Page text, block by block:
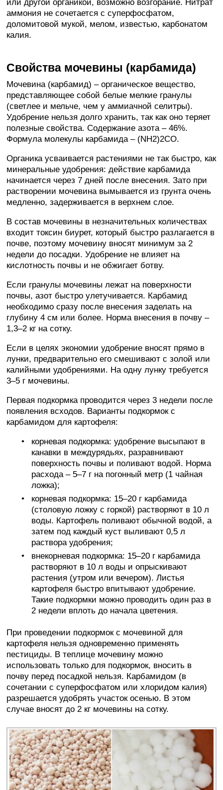
или другой органикой, возможно возгорание. Нитрат
аммония не сочетается с суперфосфатом,
доломитовой мукой, мелом, известью, карбонатом
калия.
Свойства мочевины (карбамида)
Мочевина (карбамид) – органическое вещество,
представляющее собой белые мелкие гранулы
(светлее и мельче, чем у аммиачной селитры).
Удобрение нельзя долго хранить, так как оно теряет
полезные свойства. Содержание азота – 46%.
Формула молекулы карбамида – (NH2)2CO.
Органика усваивается растениями не так быстро, как
минеральные удобрения: действие карбамида
начинается через 7 дней после внесения. Зато при
растворении мочевина вымывается из грунта очень
медленно, задерживается в верхнем слое.
В состав мочевины в незначительных количествах
входит токсин биурет, который быстро разлагается в
почве, поэтому мочевину вносят минимум за 2
недели до посадки. Удобрение не влияет на
кислотность почвы и не обжигает ботву.
Если гранулы мочевины лежат на поверхности
почвы, азот быстро улетучивается. Карбамид
необходимо сразу после внесения заделать на
глубину 4 см или более. Норма внесения в почву –
1,3–2 кг на сотку.
Если в целях экономии удобрение вносят прямо в
лунки, предварительно его смешивают с золой или
калийными удобрениями. На одну лунку требуется
3–5 г мочевины.
Первая подкормка проводится через 3 недели после
появления всходов. Варианты подкормок с
карбамидом для картофеля:
корневая подкормка: удобрение высыпают в
канавки в междурядьях, разравнивают
поверхность почвы и поливают водой. Норма
расхода – 5–7 г на погонный метр (1 чайная
ложка);
корневая подкормка: 15–20 г карбамида
(столовую ложку с горкой) растворяют в 10 л
воды. Картофель поливают обычной водой, а
затем под каждый куст выливают 0,5 л
раствора удобрения;
внекорневая подкормка: 15–20 г карбамида
растворяют в 10 л воды и опрыскивают
растения (утром или вечером). Листья
картофеля быстро впитывают удобрение.
Такие подкормки можно проводить один раз в
2 недели вплоть до начала цветения.
При проведении подкормок с мочевиной для
картофеля нельзя одновременно применять
пестициды. В теплице мочевину можно
использовать только для подкормок, вносить в
почву перед посадкой нельзя. Карбамидом (в
сочетании с суперфосфатом или хлоридом калия)
разрешается удобрять участок осенью. В этом
случае вносят до 2 кг мочевины на сотку.